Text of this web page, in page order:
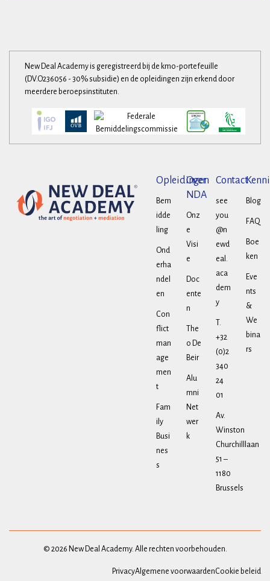
New Deal Academy is geregistreerd bij de kmo-portefeuille
(DV.O236056 - 30% subsidie) en de opleidingen zijn erkend door
meerdere beroepsinstituten.
Opleidingen
Bem
idde
ling
Ond
erha
ndel
en
Con
flict
man
age
men
t
Fam
ily
Busi
nes
s
Over
NDA
Onz
e
Visi
e
Doc
ente
n
The
o De
Beir
Alu
mni
Net
wer
k
Contact
see
you
@n
ewd
eal.
aca
dem
y
T.
+32
(0)2
340
24
01
Av.
Winston
Churchilllaan
51 –
1180
Brussels
Blog
FAQ
Boe
ken
Eve
nts
&
We
bina
rs
© 2026 New Deal Academy. Alle rechten voorbehouden.
PrivacyAlgemene voorwaardenCookie beleid